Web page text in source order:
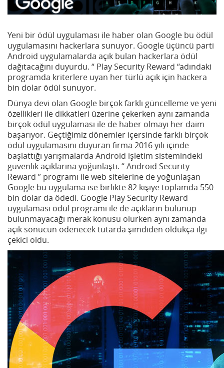
Yeni bir ödül uygulaması ile haber olan Google bu ödül
uygulamasını hackerlara sunuyor. Google üçüncü parti
Android uygulamalarda açık bulan hackerlara ödül
dağıtacağını duyurdu. “ Play Security Reward “adındaki
programda kriterlere uyan her türlü açık için hackera
bin dolar ödül sunuyor.
Dünya devi olan Google birçok farklı güncelleme ve yeni
özellikleri ile dikkatleri üzerine çekerken aynı zamanda
birçok ödül uygulaması ile de haber olmayı her daim
başarıyor. Geçtiğimiz dönemler içersinde farklı birçok
ödül uygulamasını duyuran firma 2016 yılı içinde
başlattığı yarışmalarda Android işletim sistemindeki
güvenlik açıklarına yoğunlaştı. “ Android Security
Reward ” programı ile web sitelerine de yoğunlaşan
Google bu uygulama ise birlikte 82 kişiye toplamda 550
bin dolar da ödedi. Google Play Security Reward
uygulaması ödül programı ile de açıkların bulunup
bulunmayacağı merak konusu olurken aynı zamanda
açık sonucun ödenecek tutarda şimdiden oldukça ilgi
çekici oldu.